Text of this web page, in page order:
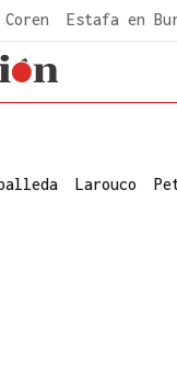
Estafa en
Larouco